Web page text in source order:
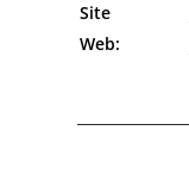
Site
Web: